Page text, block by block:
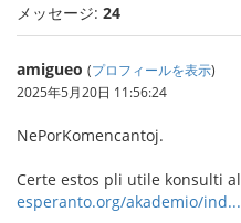
メッセージ: 24
amigueo (プロフィールを表示)
2025年5月20日 11:56:24
NePorKomencantoj.
Certe estos pli utile konsulti al
esperanto.org/akademio/ind...